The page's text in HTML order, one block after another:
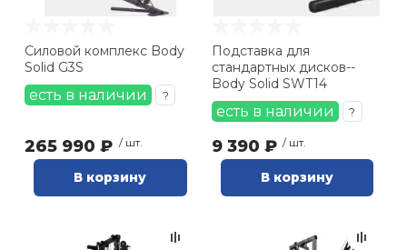
Силовой комплекс Body
Solid G3S
есть в наличии ?
265 990 ₽ / шт.
В корзину
Подставка для
стандартных дисков--
Body Solid SWT14
есть в наличии ?
9 390 ₽ / шт.
В корзину